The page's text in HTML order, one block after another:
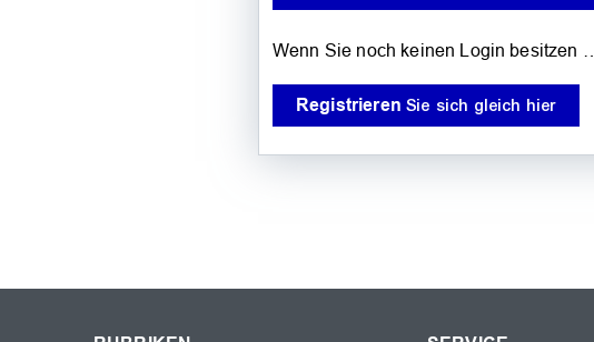
Wenn Sie noch keinen Login besitzen …
Registrieren Sie sich gleich hier